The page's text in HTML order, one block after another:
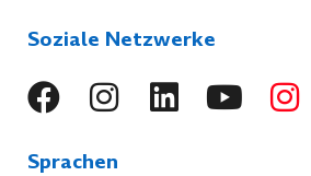
Soziale Netzwerke
Sprachen